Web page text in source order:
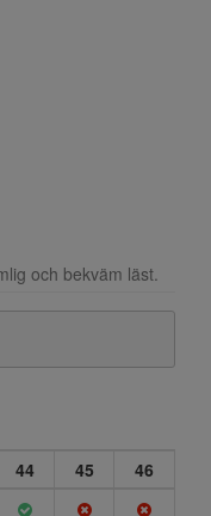
och bekväm läst.
44 45
46